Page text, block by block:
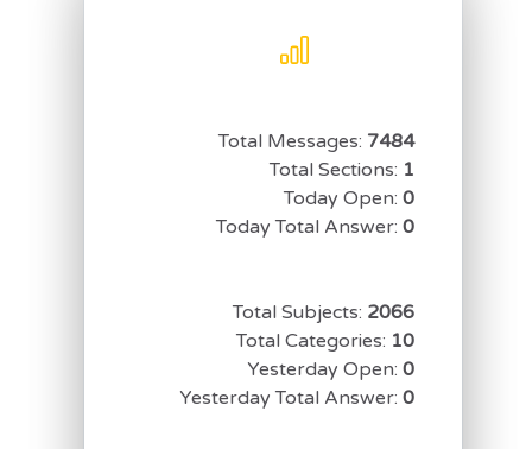
Total Messages: 7484
Total Sections: 1
Today Open: 0
Today Total Answer: 0
Total Subjects: 2066
Total Categories: 10
Yesterday Open: 0
Yesterday Total Answer: 0